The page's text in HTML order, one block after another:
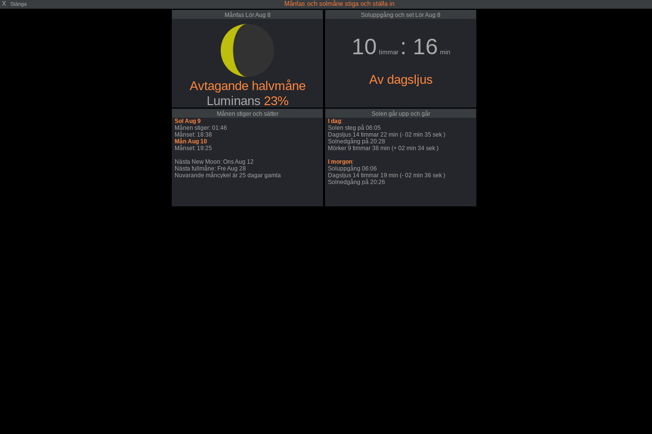
X Stänga Månfas och solmåne stiga och ställa in
Månfas Lör Aug 8
Avtagande halvmåne
Luminans 23%
Soluppgång och set Lör Aug 8
10 timmar : 16 min
Av dagsljus
Månen stiger och sätter
Sol Aug 9
Månen stiger: 01:46
Månset: 18:38
Mån Aug 10
Månset: 19:25
Nästa New Moon: Ons Aug 12
Nästa fullmåne: Fre Aug 28
Nuvarande måncykel är 25 dagar gamla
Solen går upp och går
I dag:
Solen steg på 06:05
Dagsljus 14 timmar 22 min (- 02 min 35 sek )
Solnedgång på 20:28
Mörker 9 timmar 38 min (+ 02 min 34 sek )
I morgon:
Soluppgång 06:06
Dagsljus 14 timmar 19 min (- 02 min 36 sek )
Solnedgång på 20:26